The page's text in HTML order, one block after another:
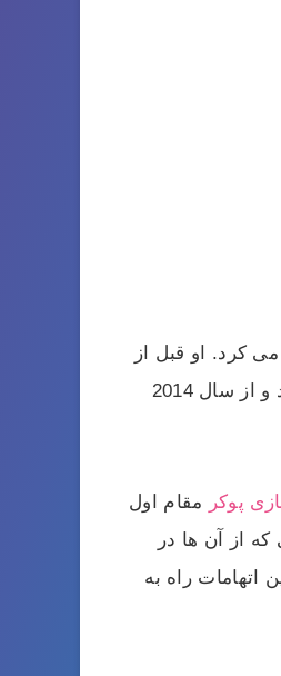
زندگی می کرد. او قبل از
اینکه به دنیای پوکر و بازی های آنلاین وارد شود، در تیم فوتبال کالج بوستون بازی می کرد. او تا 23 سالگی در دانشگاه مشغول تحصیل بود و از سال 2014
پوکر
مقام اول
از آن ها در
اتهامات راه به